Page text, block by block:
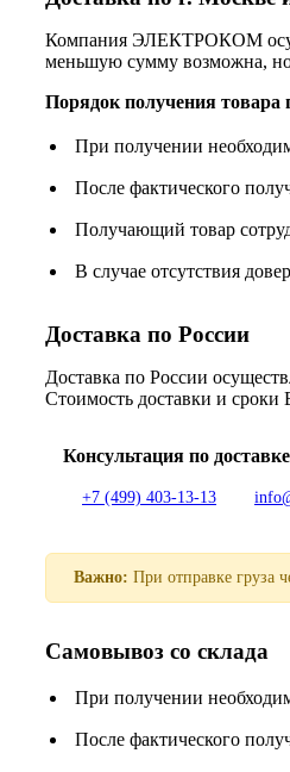
Компания ЭЛЕКТРОКОМ
меньшую сумму возможна, но
Порядок получения
При получении
После фактического
Получающий товар
В случае отсутствия
Доставка по России
Доставка по России
Стоимость доставки и сроки
Консультация по
+7 (499) 403-13-13
Важно: При отправке груза
Самовывоз со склада
При получении
После фактического